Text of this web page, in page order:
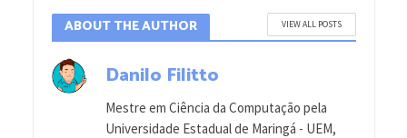
ABOUT THE AUTHOR VIEW ALL POSTS
Danilo Filitto
Mestre em Ciência da Computação pela
Universidade Estadual de Maringá - UEM,